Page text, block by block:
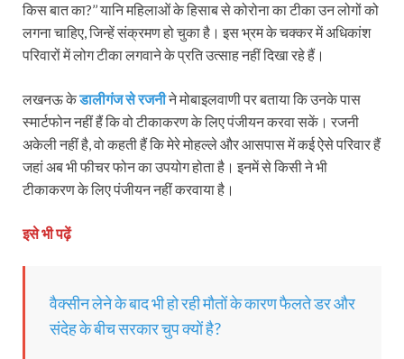
किस बात का?’’ यानि महिलाओं के हिसाब से कोरोना का टीका उन लोगों को
लगना चाहिए, जिन्हें संक्रमण हो चुका है। इस भ्रम के चक्कर में अधिकांश
परिवारों में लोग टीका लगवाने के प्रति उत्साह नहीं दिखा रहे हैं।
लखनऊ केडालीगंज से रजनीने मोबाइलवाणी पर बताया कि उनके पास
स्मार्टफोन नहीं हैं कि वो टीकाकरण के लिए पंजीयन करवा सकें। रजनी
अकेली नहीं है, वो कहती हैं कि मेरे मोहल्ले और आसपास में कई ऐसे परिवार हैं
जहां अब भी फीचर फोन का उपयोग होता है। इनमें से किसी ने भी
टीकाकरण के लिए पंजीयन नहीं करवाया है।
इसे भी पढ़ें
वैक्सीन लेने के बाद भी हो रही मौतों के कारण फैलते डर और
संदेह के बीच सरकार चुप क्यों है?